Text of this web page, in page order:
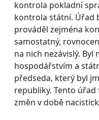
kontrola pokladní
kontrola státní. Úřad
prováděl zejména
samostatný,
na nich nezávislý.
hospodářstvím a
předseda, který byl
republiky. Tento
změn v době